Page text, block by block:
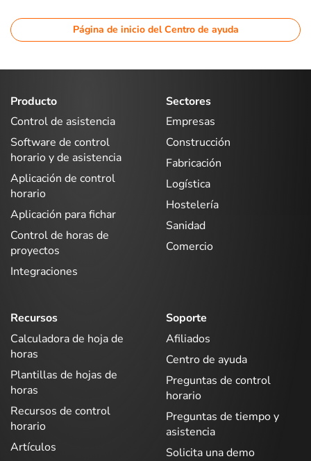
Página de inicio del Centro de ayuda
Producto
Control de asistencia
Software de control
horario y de asistencia
Aplicación de control
horario
Aplicación para fichar
Control de horas de
proyectos
Integraciones
Sectores
Empresas
Construcción
Fabricación
Logística
Hostelería
Sanidad
Comercio
Recursos
Calculadora de hoja de
horas
Plantillas de hojas de
horas
Recursos de control
horario
Artículos
Soporte
Afiliados
Centro de ayuda
Preguntas de control
horario
Preguntas de tiempo y
asistencia
Solicita una demo